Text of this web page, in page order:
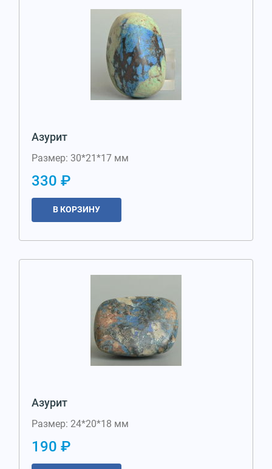
Азурит
Размер: 30*21*17 мм
330 ₽
В КОРЗИНУ
Азурит
Размер: 24*20*18 мм
190 ₽